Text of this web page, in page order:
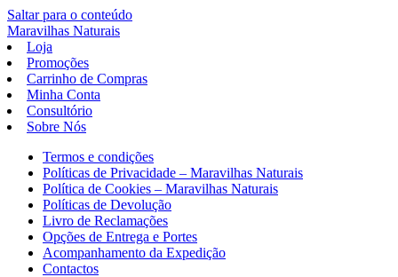
Saltar para o conteúdo
Maravilhas Naturais
Loja
Promoções
Carrinho de Compras
Minha Conta
Consultório
Sobre Nós
Termos e condições
Políticas de Privacidade – Maravilhas Naturais
Política de Cookies – Maravilhas Naturais
Políticas de Devolução
Livro de Reclamações
Opções de Entrega e Portes
Acompanhamento da Expedição
Contactos